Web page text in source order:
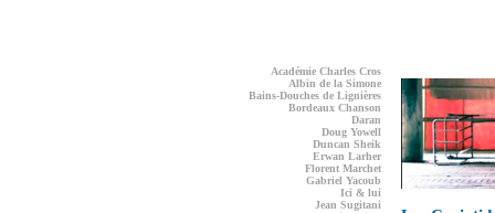
Académie Charles Cros
Albin de la Simone
Bains-Douches de Lignières
Bordeaux Chanson
Daran
Doug Yowell
Duncan Sheik
Erwan Larher
Florent Marchet
Gabriel Yacoub
Ici & lui
Jean Sugitani